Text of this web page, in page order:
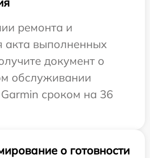
ремонта и
акта выполненных
документ о
обслуживании
сроком на 36
о готовности